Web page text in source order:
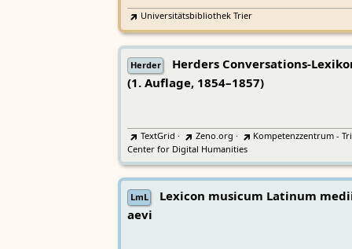
Universitätsbibliothek Trier
Herder
Herders Conversations-
(1. Auflage, 1854–1857)
TextGrid · Zeno.org ·
Kompetenzzentrum -
Center for Digital Humanities
LmL
Lexicon musicum Latinum
aevi